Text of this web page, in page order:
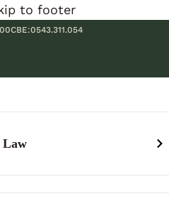
to footer
CBE:0543.311.054